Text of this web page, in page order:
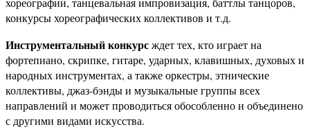
конкурсы хореографических коллективов и т.д.
Инструментальный конкурсждет тех, кто играет на
фортепиано, скрипке, гитаре, ударных, клавишных, духовых и
народных инструментах, а также оркестры, этнические
коллективы, джаз-бэнды и музыкальные группы всех
направлений и может проводиться обособленно и объединено
с другими видами искусства.